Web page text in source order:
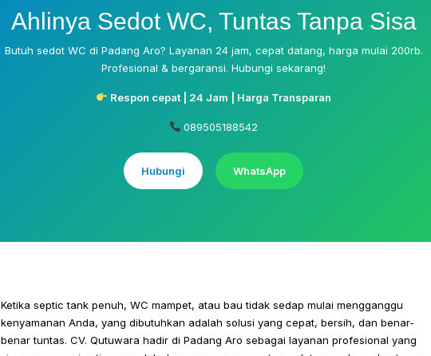
Ahlinya Sedot WC, Tuntas Tanpa Sisa
Butuh sedot WC di Padang Aro? Layanan 24 jam, cepat datang, harga mulai 200rb.
Profesional & bergaransi. Hubungi sekarang!
Respon cepat | 24 Jam | Harga Transparan
089505188542
Hubungi WhatsApp
Ketika septic tank penuh, WC mampet, atau bau tidak sedap mulai mengganggu
kenyamanan Anda, yang dibutuhkan adalah solusi yang cepat, bersih, dan benar-
benar tuntas. CV. Qutuwara hadir di Padang Aro sebagai layanan profesional yang